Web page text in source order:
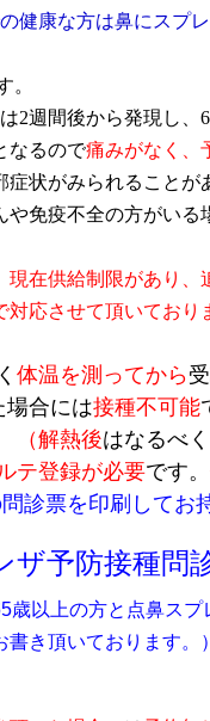
健康な方は鼻にスプ
。
2週間後から発現し、
なるので痛みがなく、
状がみられることが
免疫不全の方がい
在供給制限があり、
対応させて頂いてお
体温を測ってから
場合には接種不可能
後はなるべく
テ登録が必要です。
刷してお持ち
予防接種問
以上の方と点鼻スプ
書き頂いております